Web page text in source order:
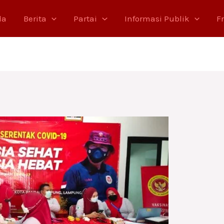
Berita Partai Informasi Publik